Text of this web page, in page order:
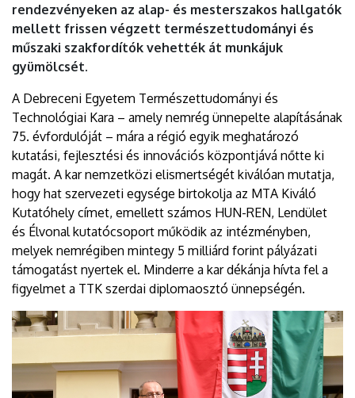
DEBRECENI
EGYETEM
rendezvényeken az alap- és mesterszakos hallgatók
mellett frissen végzett természettudományi és
műszaki szakfordítók vehették át munkájuk
gyümölcsét.
A Debreceni Egyetem Természettudományi és
Technológiai Kara – amely nemrég ünnepelte alapításának
75. évfordulóját – mára a régió egyik meghatározó
kutatási, fejlesztési és innovációs központjává nőtte ki
magát. A kar nemzetközi elismertségét kiválóan mutatja,
hogy hat szervezeti egysége birtokolja az MTA Kiváló
Kutatóhely címet, emellett számos HUN-REN, Lendület
és Élvonal kutatócsoport működik az intézményben,
melyek nemrégiben mintegy 5 milliárd forint pályázati
támogatást nyertek el. Minderre a kar dékánja hívta fel a
figyelmet a TTK szerdai diplomaosztó ünnepségén.